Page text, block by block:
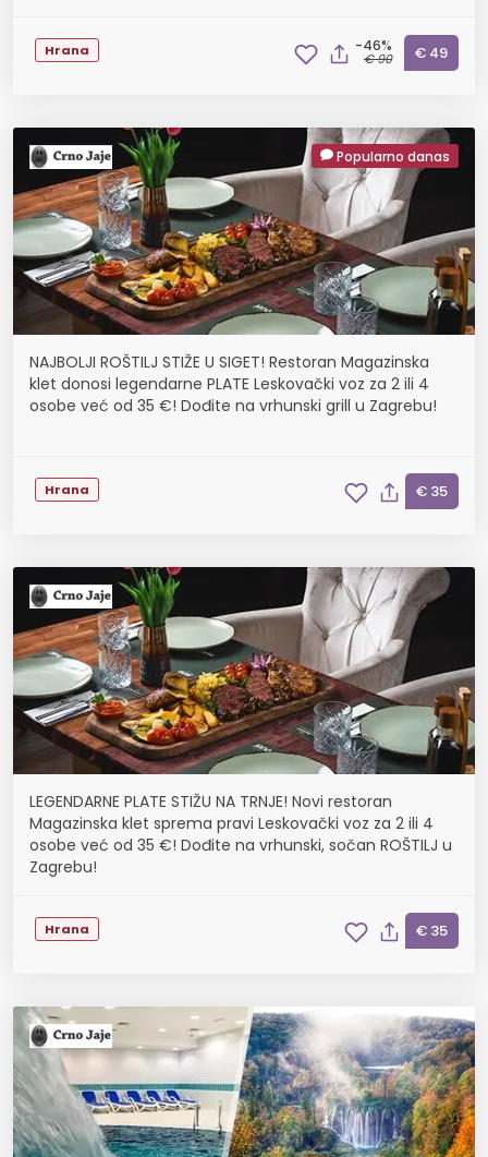
Hrana -46%
€ 90 € 49
Popularno danas
NAJBOLJI ROŠTILJ STIŽE U SIGET! Restoran Magazinska
klet donosi legendarne PLATE Leskovački voz za 2 ili 4
osobe već od 35 €! Dođite na vrhunski grill u Zagrebu!
Hrana € 35
LEGENDARNE PLATE STIŽU NA TRNJE! Novi restoran
Magazinska klet sprema pravi Leskovački voz za 2 ili 4
osobe već od 35 €! Dođite na vrhunski, sočan ROŠTILJ u
Zagrebu!
Hrana € 35